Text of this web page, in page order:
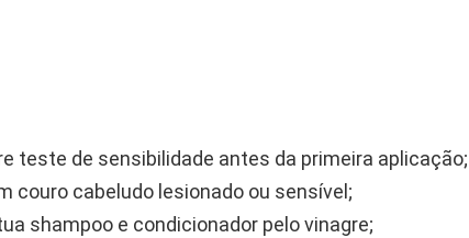
teste de sensibilidade antes da primeira aplicação;
couro cabeludo lesionado ou sensível;
shampoo e condicionador pelo vinagre;